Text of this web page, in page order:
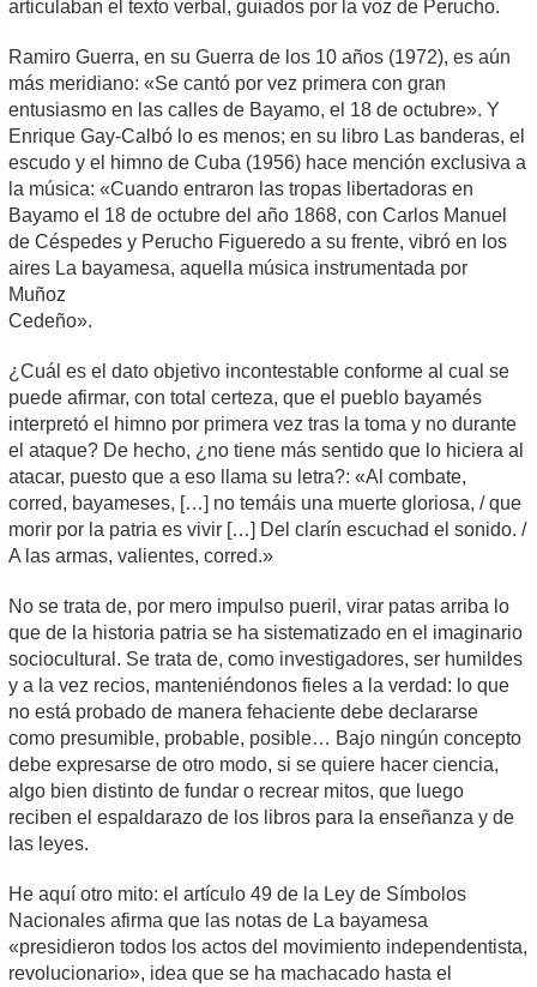
articulaban el texto verbal, guiados por la voz de Perucho.
Ramiro Guerra, en su Guerra de los 10 años (1972), es aún
más meridiano: «Se cantó por vez primera con gran
entusiasmo en las calles de Bayamo, el 18 de octubre». Y
Enrique Gay-Calbó lo es menos; en su libro Las banderas, el
escudo y el himno de Cuba (1956) hace mención exclusiva a
la música: «Cuando entraron las tropas libertadoras en
Bayamo el 18 de octubre del año 1868, con Carlos Manuel
de Céspedes y Perucho Figueredo a su frente, vibró en los
aires La bayamesa, aquella música instrumentada por
Muñoz
Cedeño».
¿Cuál es el dato objetivo incontestable conforme al cual se
puede afirmar, con total certeza, que el pueblo bayamés
interpretó el himno por primera vez tras la toma y no durante
el ataque? De hecho, ¿no tiene más sentido que lo hiciera al
atacar, puesto que a eso llama su letra?: «Al combate,
corred, bayameses, […] no temáis una muerte gloriosa, / que
morir por la patria es vivir […] Del clarín escuchad el sonido. /
A las armas, valientes, corred.»
No se trata de, por mero impulso pueril, virar patas arriba lo
que de la historia patria se ha sistematizado en el imaginario
sociocultural. Se trata de, como investigadores, ser humildes
y a la vez recios, manteniéndonos fieles a la verdad: lo que
no está probado de manera fehaciente debe declararse
como presumible, probable, posible… Bajo ningún concepto
debe expresarse de otro modo, si se quiere hacer ciencia,
algo bien distinto de fundar o recrear mitos, que luego
reciben el espaldarazo de los libros para la enseñanza y de
las leyes.
He aquí otro mito: el artículo 49 de la Ley de Símbolos
Nacionales afirma que las notas de La bayamesa
«presidieron todos los actos del movimiento independentista,
revolucionario», idea que se ha machacado hasta el